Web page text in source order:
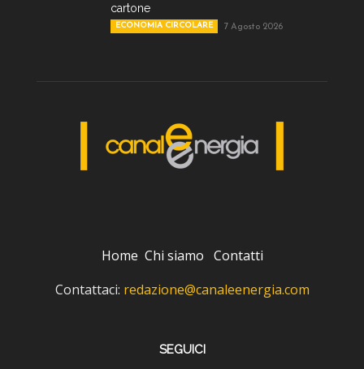
cartone
ECONOMIA CIRCOLARE 7 Agosto 2026
Home Chi siamo Contatti
Contattaci: redazione@canaleenergia.com
SEGUICI